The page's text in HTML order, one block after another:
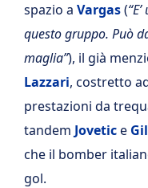
spazio a Vargas(
questo gruppo. Può
maglia”), il già
Lazzari, costretto
prestazioni da
tandem Jovetice
che il bomber
gol.